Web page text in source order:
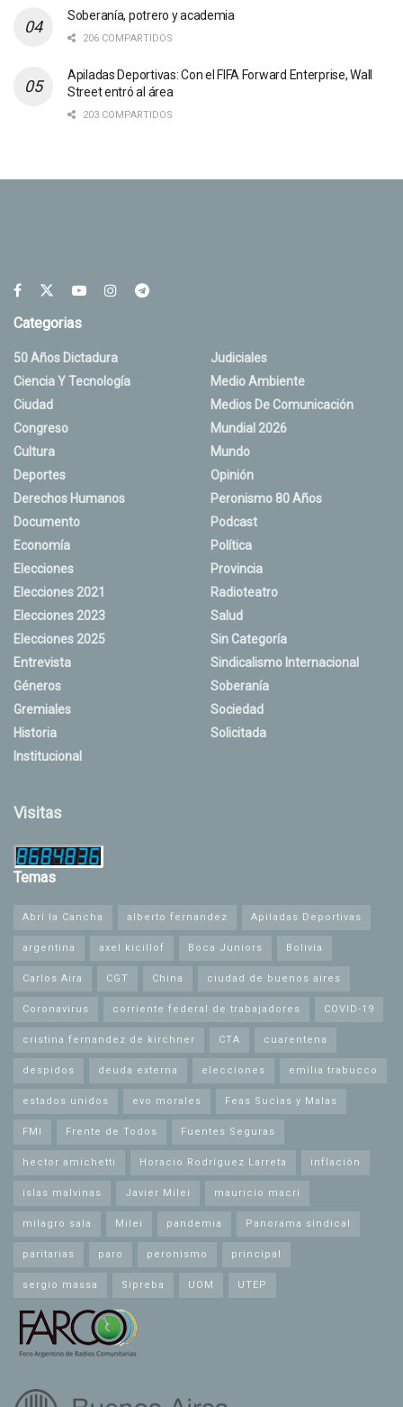
Soberanía, potrero y academia
206 COMPARTIDOS
Apiladas Deportivas: Con el FIFA Forward Enterprise, Wall
Street entró al área
203 COMPARTIDOS
Categorias
50 Años Dictadura
Ciencia Y Tecnología
Ciudad
Congreso
Cultura
Deportes
Derechos Humanos
Documento
Economía
Elecciones
Elecciones 2021
Elecciones 2023
Elecciones 2025
Entrevista
Géneros
Gremiales
Historia
Institucional
Judiciales
Medio Ambiente
Medios De Comunicación
Mundial 2026
Mundo
Opinión
Peronismo 80 Años
Podcast
Política
Provincia
Radioteatro
Salud
Sin Categoría
Sindicalismo Internacional
Soberanía
Sociedad
Solicitada
Visitas
Temas
Abrí la Cancha alberto fernandez Apiladas Deportivas
argentina axel kicillof Boca Juniors Bolivia
Carlos Aira CGT China ciudad de buenos aires
Coronavirus corriente federal de trabajadores COVID-19
cristina fernandez de kirchner CTA cuarentena
despidos deuda externa elecciones emilia trabucco
estados unidos evo morales Feas Sucias y Malas
FMI Frente de Todos Fuentes Seguras
hector amichetti Horacio Rodríguez Larreta inflación
islas malvinas Javier Milei mauricio macri
milagro sala Milei pandemia Panorama sindical
paritarias paro peronismo principal
sergio massa Sipreba UOM UTEP